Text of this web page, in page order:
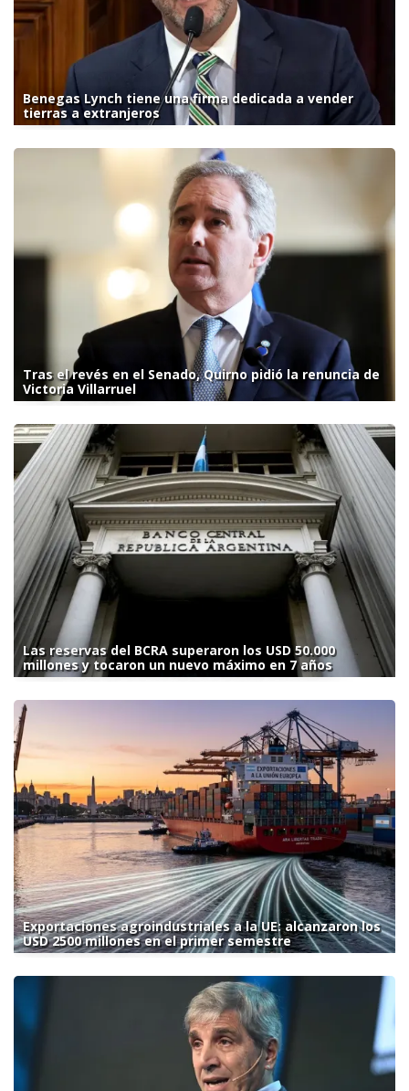
Benegas Lynch tiene una firma dedicada a vender
tierras a extranjeros
Tras el revés en el Senado, Quirno pidió la renuncia de
Victoria Villarruel
Las reservas del BCRA superaron los USD 50.000
millones y tocaron un nuevo máximo en 7 años
Exportaciones agroindustriales a la UE: alcanzaron los
USD 2500 millones en el primer semestre